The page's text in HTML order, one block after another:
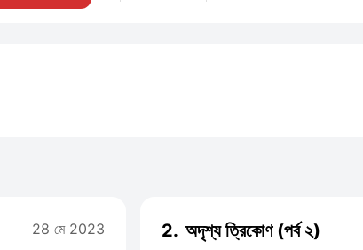
28 মে 2023 2. অদৃশ্য ত্রিকোণ (পর্ব ২)